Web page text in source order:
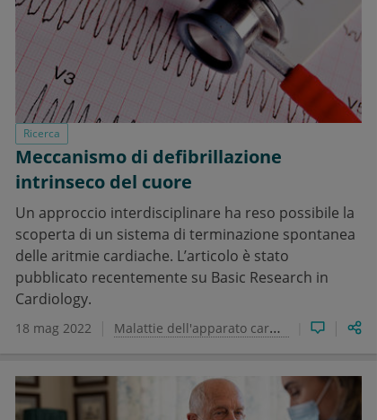
Ricerca
Meccanismo di defibrillazione
intrinseco del cuore
Un approccio interdisciplinare ha reso possibile la
scoperta di un sistema di terminazione spontanea
delle aritmie cardiache. L’articolo è stato
pubblicato recentemente su Basic Research in
Cardiology.
18 mag 2022 Malattie dell'apparato cardiovascolare